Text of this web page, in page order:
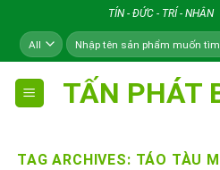
content
TÍN - ĐỨC - TRÍ - NHÂN
Tìm
kiếm:
TẤN PHÁT
TAG ARCHIVES: TÁO TÀU